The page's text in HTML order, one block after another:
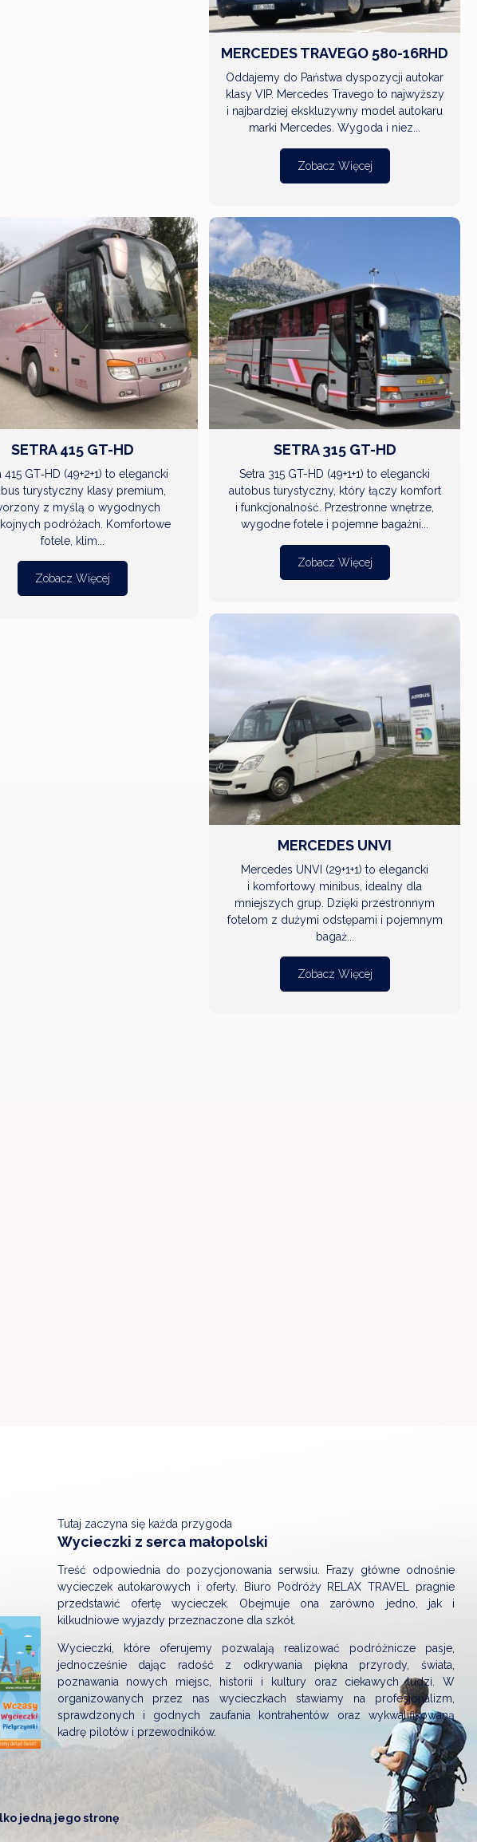
MERCEDES TRAVEGO 580-16RHD
Oddajemy do Państwa dyspozycji autokar
klasy VIP. Mercedes Travego to najwyższy
i najbardziej ekskluzywny model autokaru
marki Mercedes. Wygoda i niez...
Zobacz Więcej
ZOBACZ
WIĘCEJ
SETRA 415 GT-HD
415 GT‑HD (49+2+1) to elegancki
turystyczny klasy premium,
z myślą o wygodnych
podróżach. Komfortowe
fotele, klim...
Zobacz Więcej
ZOBACZ
WIĘCEJ
SETRA 315 GT-HD
Setra 315 GT-HD (49+1+1) to elegancki
autobus turystyczny, który łączy komfort
i funkcjonalność. Przestronne wnętrze,
wygodne fotele i pojemne bagażni...
Zobacz Więcej
WIĘCEJ
MERCEDES UNVI
Mercedes UNVI (29+1+1) to elegancki
i komfortowy minibus, idealny dla
mniejszych grup. Dzięki przestronnym
fotelom z dużymi odstępami i pojemnym
bagaż...
Zobacz Więcej
Tutaj zaczyna się każda przygoda
Wycieczki z serca małopolski
Treść odpowiednia do pozycjonowania serwsiu. Frazy główne odnośnie
wycieczek autokarowych i oferty. Biuro Podróży RELAX TRAVEL pragnie
przedstawić ofertę wycieczek. Obejmuje ona zarówno jedno, jak i
kilkudniowe wyjazdy przeznaczone dla szkół.
Wycieczki, które oferujemy pozwalają realizować podróżnicze pasje,
jednocześnie dając radość z odkrywania piękna przyrody, świata,
poznawania nowych miejsc, historii i kultury oraz ciekawych ludzi. W
organizowanych przez nas wycieczkach stawiamy na profesjonalizm,
sprawdzonych i godnych zaufania kontrahentów oraz wykwalifikowaną
kadrę pilotów i przewodników.
jedną jego stronę